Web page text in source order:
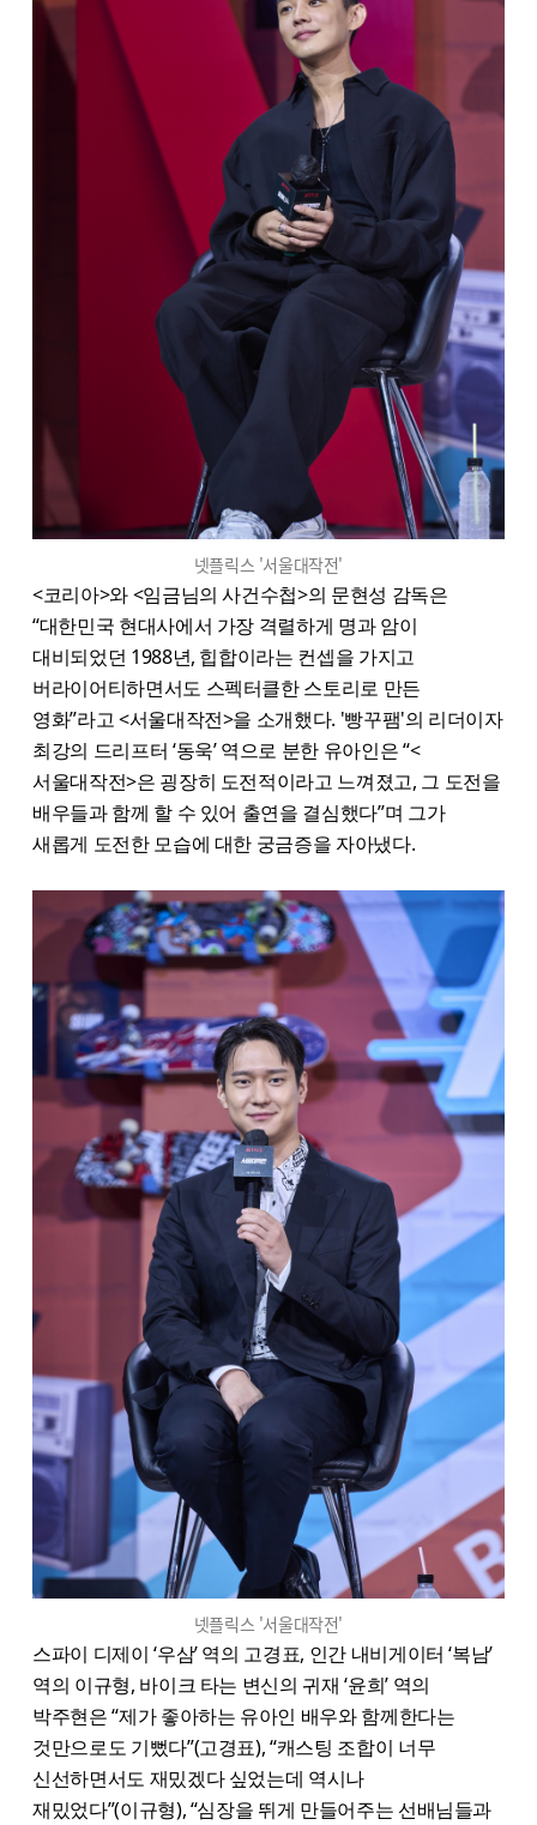
넷플릭스 '서울대작전'
<코리아>와 <임금님의 사건수첩>의 문현성 감독은
“대한민국 현대사에서 가장 격렬하게 명과 암이
대비되었던 1988년, 힙합이라는 컨셉을 가지고
버라이어티하면서도 스펙터클한 스토리로 만든
영화”라고 <서울대작전>을 소개했다. '빵꾸팸'의 리더이자
최강의 드리프터 ‘동욱’ 역으로 분한 유아인은 “<
서울대작전>은 굉장히 도전적이라고 느껴졌고, 그 도전을
배우들과 함께 할 수 있어 출연을 결심했다”며 그가
새롭게 도전한 모습에 대한 궁금증을 자아냈다.
넷플릭스 '서울대작전'
스파이 디제이 ‘우삼’ 역의 고경표, 인간 내비게이터 ‘복남’
역의 이규형, 바이크 타는 변신의 귀재 ‘윤희’ 역의
박주현은 “제가 좋아하는 유아인 배우와 함께한다는
것만으로도 기뻤다”(고경표), “캐스팅 조합이 너무
신선하면서도 재밌겠다 싶었는데 역시나
재밌었다”(이규형), “심장을 뛰게 만들어주는 선배님들과